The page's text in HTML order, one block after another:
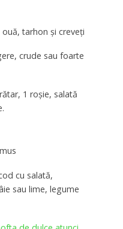
tarhon și creveți
crude sau foarte
1 roșie, salată
cu salată,
sau lime, legume